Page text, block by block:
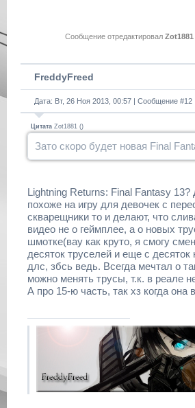
Сообщение отредактировал Zot1881
FreddyFreed
Дата: Вт, 26 Ноя 2013, 00:57 | Сообщение #12
Цитата Zot1881 ()
Зато скоро будет новая Final
Lightning Returns: Final Fantasy
похоже на игру для девочек с
скварещники то и делают, что
видео не о геймплее, а о новых
шмотке(вау как круто, я смогу
десяток труселей и еще с десяток
длс, збсь ведь. Всегда мечтал о
можно менять трусы, т.к. в реале
А про 15-ю часть, так хз когда она